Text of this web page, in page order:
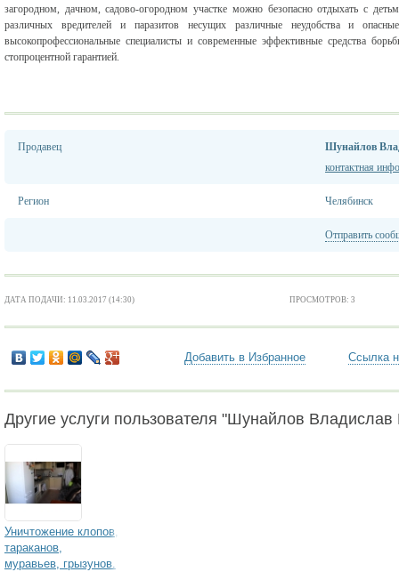
загородном, дачном, садово-огородном участке можно безопасно отдыхать с
различных вредителей и паразитов несущих различные неудобства и
высокопрофессиональные специалисты и современные эффективные средства
стопроцентной гарантией.
Продавец
Шунайлов
контактная
Регион Челябинск
Отправить
ДАТА ПОДАЧИ: 11.03.2017 (14:30) ПРОСМОТРОВ: 3
Добавить в Избранное Ссылка
Другие услуги пользователя "Шунайлов
Уничтожение клопов,
тараканов,
муравьев, грызунов.